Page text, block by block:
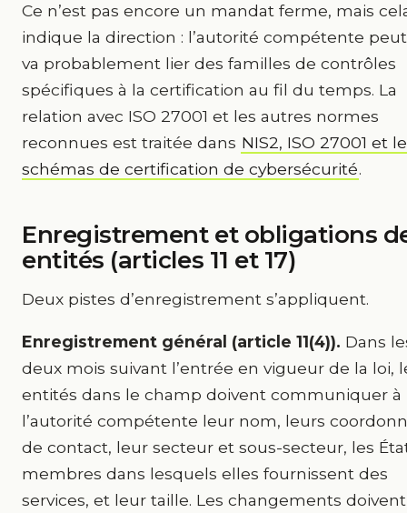
Ce n’est pas encore un mandat ferme, mais
indique la direction : l’autorité compétente
va probablement lier des familles de contrôles
spécifiques à la certification au fil du temps. La
relation avec ISO 27001 et les autres normes
reconnues est traitée dans NIS2, ISO 27001 et
schémas de certification de cybersécurité.
Enregistrement et obligations
entités (articles 11 et 17)
Deux pistes d’enregistrement s’appliquent.
Enregistrement général (article 11(4)). Dans
deux mois suivant l’entrée en vigueur de la loi,
entités dans le champ doivent communiquer à
l’autorité compétente leur nom, leurs
de contact, leur secteur et sous-secteur, les
membres dans lesquels elles fournissent des
services, et leur taille. Les changements